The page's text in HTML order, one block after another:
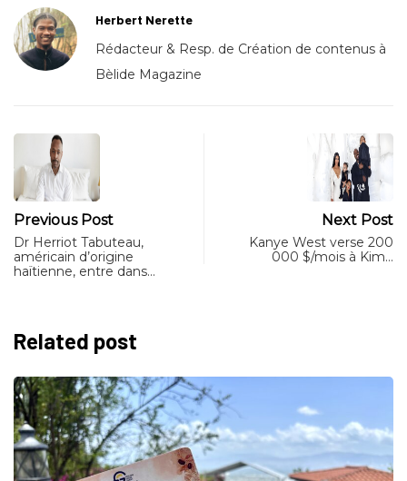
Herbert Nerette
Rédacteur & Resp. de Création de contenus à
Bèlide Magazine
Previous Post
Dr Herriot Tabuteau,
américain d’origine
haïtienne, entre dans…
Next Post
Kanye West verse 200
000 $/mois à Kim…
Related post